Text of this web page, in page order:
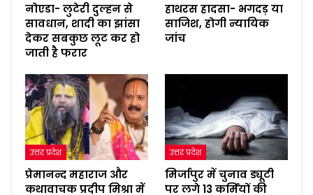
नोएडा- लुटेरी दुल्हन से
सावधान, शादी का झांसा
देकर सबकुछ लूट कर हो
जाती है फरार
हाथरस हादसा- भगदड़ या
साजिश, होगी न्यायिक
जांच
उत्तर प्रदेश
प्रेमानन्द महाराज और
कथावाचक प्रदीप मिश्रा में
उत्तर प्रदेश
मिर्जापुर में चुनाव ड्यूटी
पर लगे 13 कर्मियों की